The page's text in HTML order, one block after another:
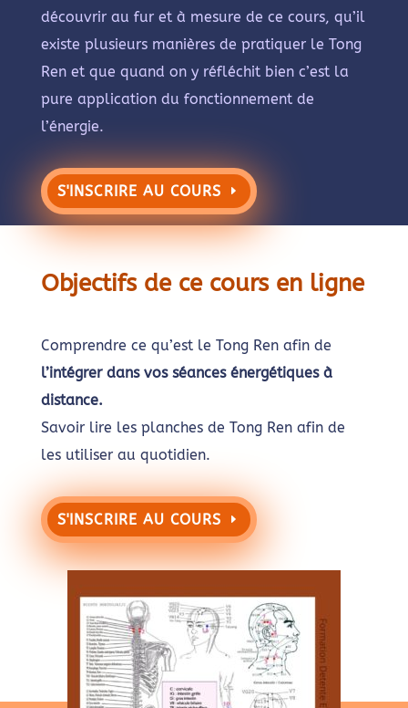
découvrir au fur et à mesure de ce cours, qu’il
existe plusieurs manières de pratiquer le Tong
Ren et que quand on y réfléchit bien c’est la
pure application du fonctionnement de
l’énergie.
S'INSCRIRE AU COURS
Objectifs de ce cours en ligne
Comprendre ce qu’est le Tong Renafin de
l’intégrer dans vos séances énergétiques à
distance.
Savoir lire les planches de Tong Renafin de
les utiliser au quotidien.
S'INSCRIRE AU COURS